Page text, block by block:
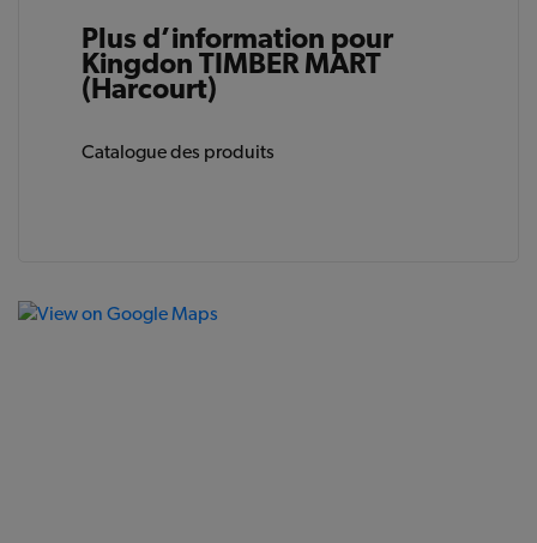
Plus d’information pour
Kingdon TIMBER MART
(Harcourt)
Catalogue des produits